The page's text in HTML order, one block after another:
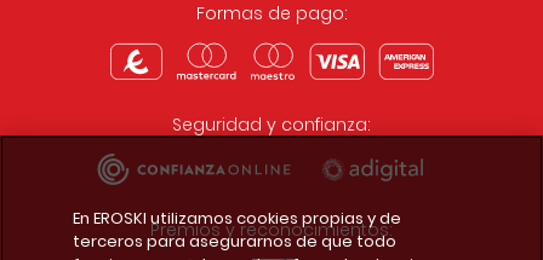
Formas de pago:
Seguridad y confianza:
Premios y reconocimientos:
En EROSKI utilizamos cookies propias y de
terceros para asegurarnos de que todo